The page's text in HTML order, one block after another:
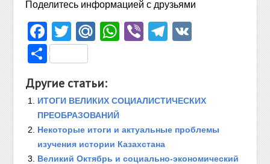
Поделитесь информацией с друзьями
Facebook
TwitterMail.Ru
WhatsApp
ViberTelegram
Отправить
Другие статьи:
ИТОГИ ВЕЛИКИХ СОЦИАЛИСТИЧЕСКИХ
ПРЕОБРАЗОВАНИЙ
Некоторые итоги и актуальные проблемы
изучения истории Казахстана
Великий Октябрь и социально-экономический